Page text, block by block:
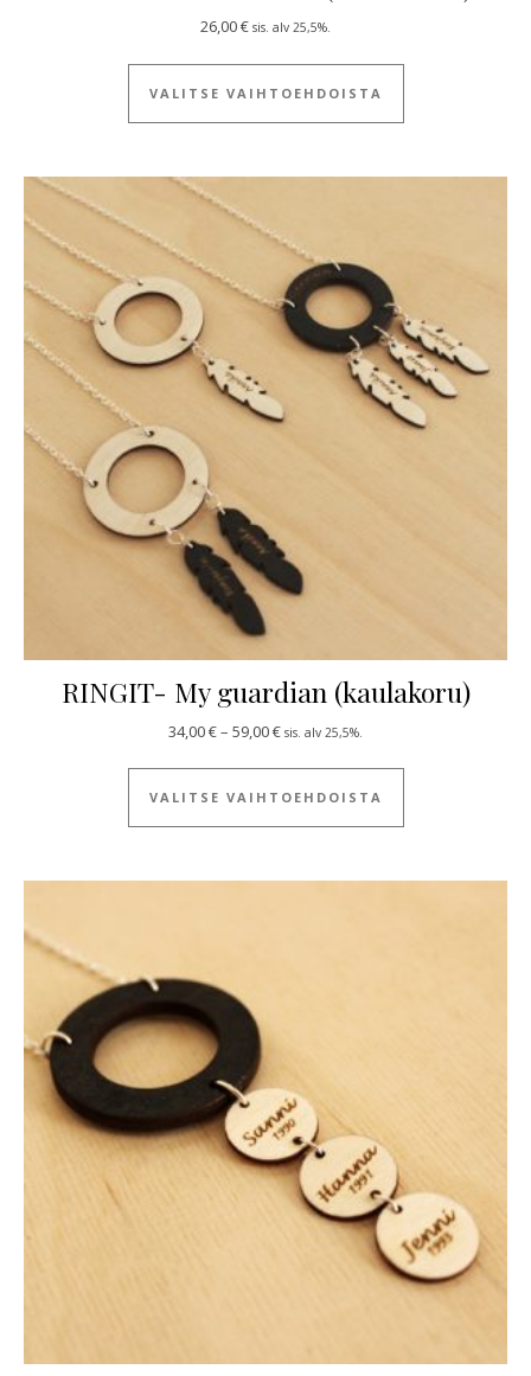
26,00€ sis. alv 25,5%.
VALITSE VAIHTOEHDOISTA
Tällä tuotteella
RINGIT- My guardian (kaulakoru)
34,00€– 59,00€Hintaluokka: 34,00 € - 59,00 €
sis. alv 25,5%.
VALITSE VAIHTOEHDOISTA
Tällä tuotteella